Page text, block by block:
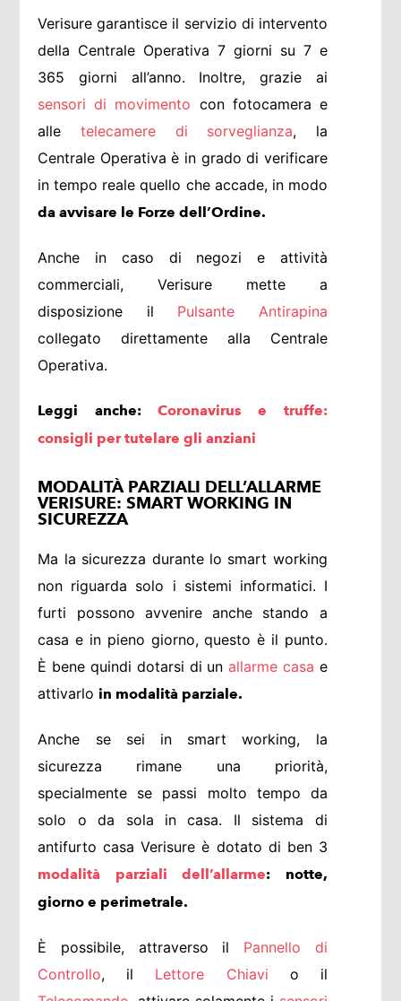
Verisure garantisce il servizio di intervento
della Centrale Operativa 7 giorni su 7 e
365 giorni all’anno. Inoltre, grazie ai
sensori di movimento con fotocamera e
alle telecamere di sorveglianza, la
Centrale Operativa è in grado di verificare
in tempo reale quello che accade, in modo
da avvisare le Forze dell’Ordine.
Anche in caso di negozi e attività
commerciali, Verisure mette a
disposizione il Pulsante Antirapina
collegato direttamente alla Centrale
Operativa.
Leggi anche: Coronavirus e truffe:
consigli per tutelare gli anziani
MODALITÀ PARZIALI DELL’ALLARME
VERISURE: SMART WORKING IN
SICUREZZA
Ma la sicurezza durante lo smart working
non riguarda solo i sistemi informatici. I
furti possono avvenire anche stando a
casa e in pieno giorno, questo è il punto.
È bene quindi dotarsi di unallarme casa e
attivarloin modalità parziale.
Anche se sei in smart working, la
sicurezza rimane una priorità,
specialmente se passi molto tempo da
solo o da sola in casa. Il sistema di
antifurto casa Verisure è dotato di ben 3
modalità parziali dell’allarme: notte,
giorno e perimetrale.
È possibile, attraverso il Pannello di
Controllo, il Lettore Chiavi o il